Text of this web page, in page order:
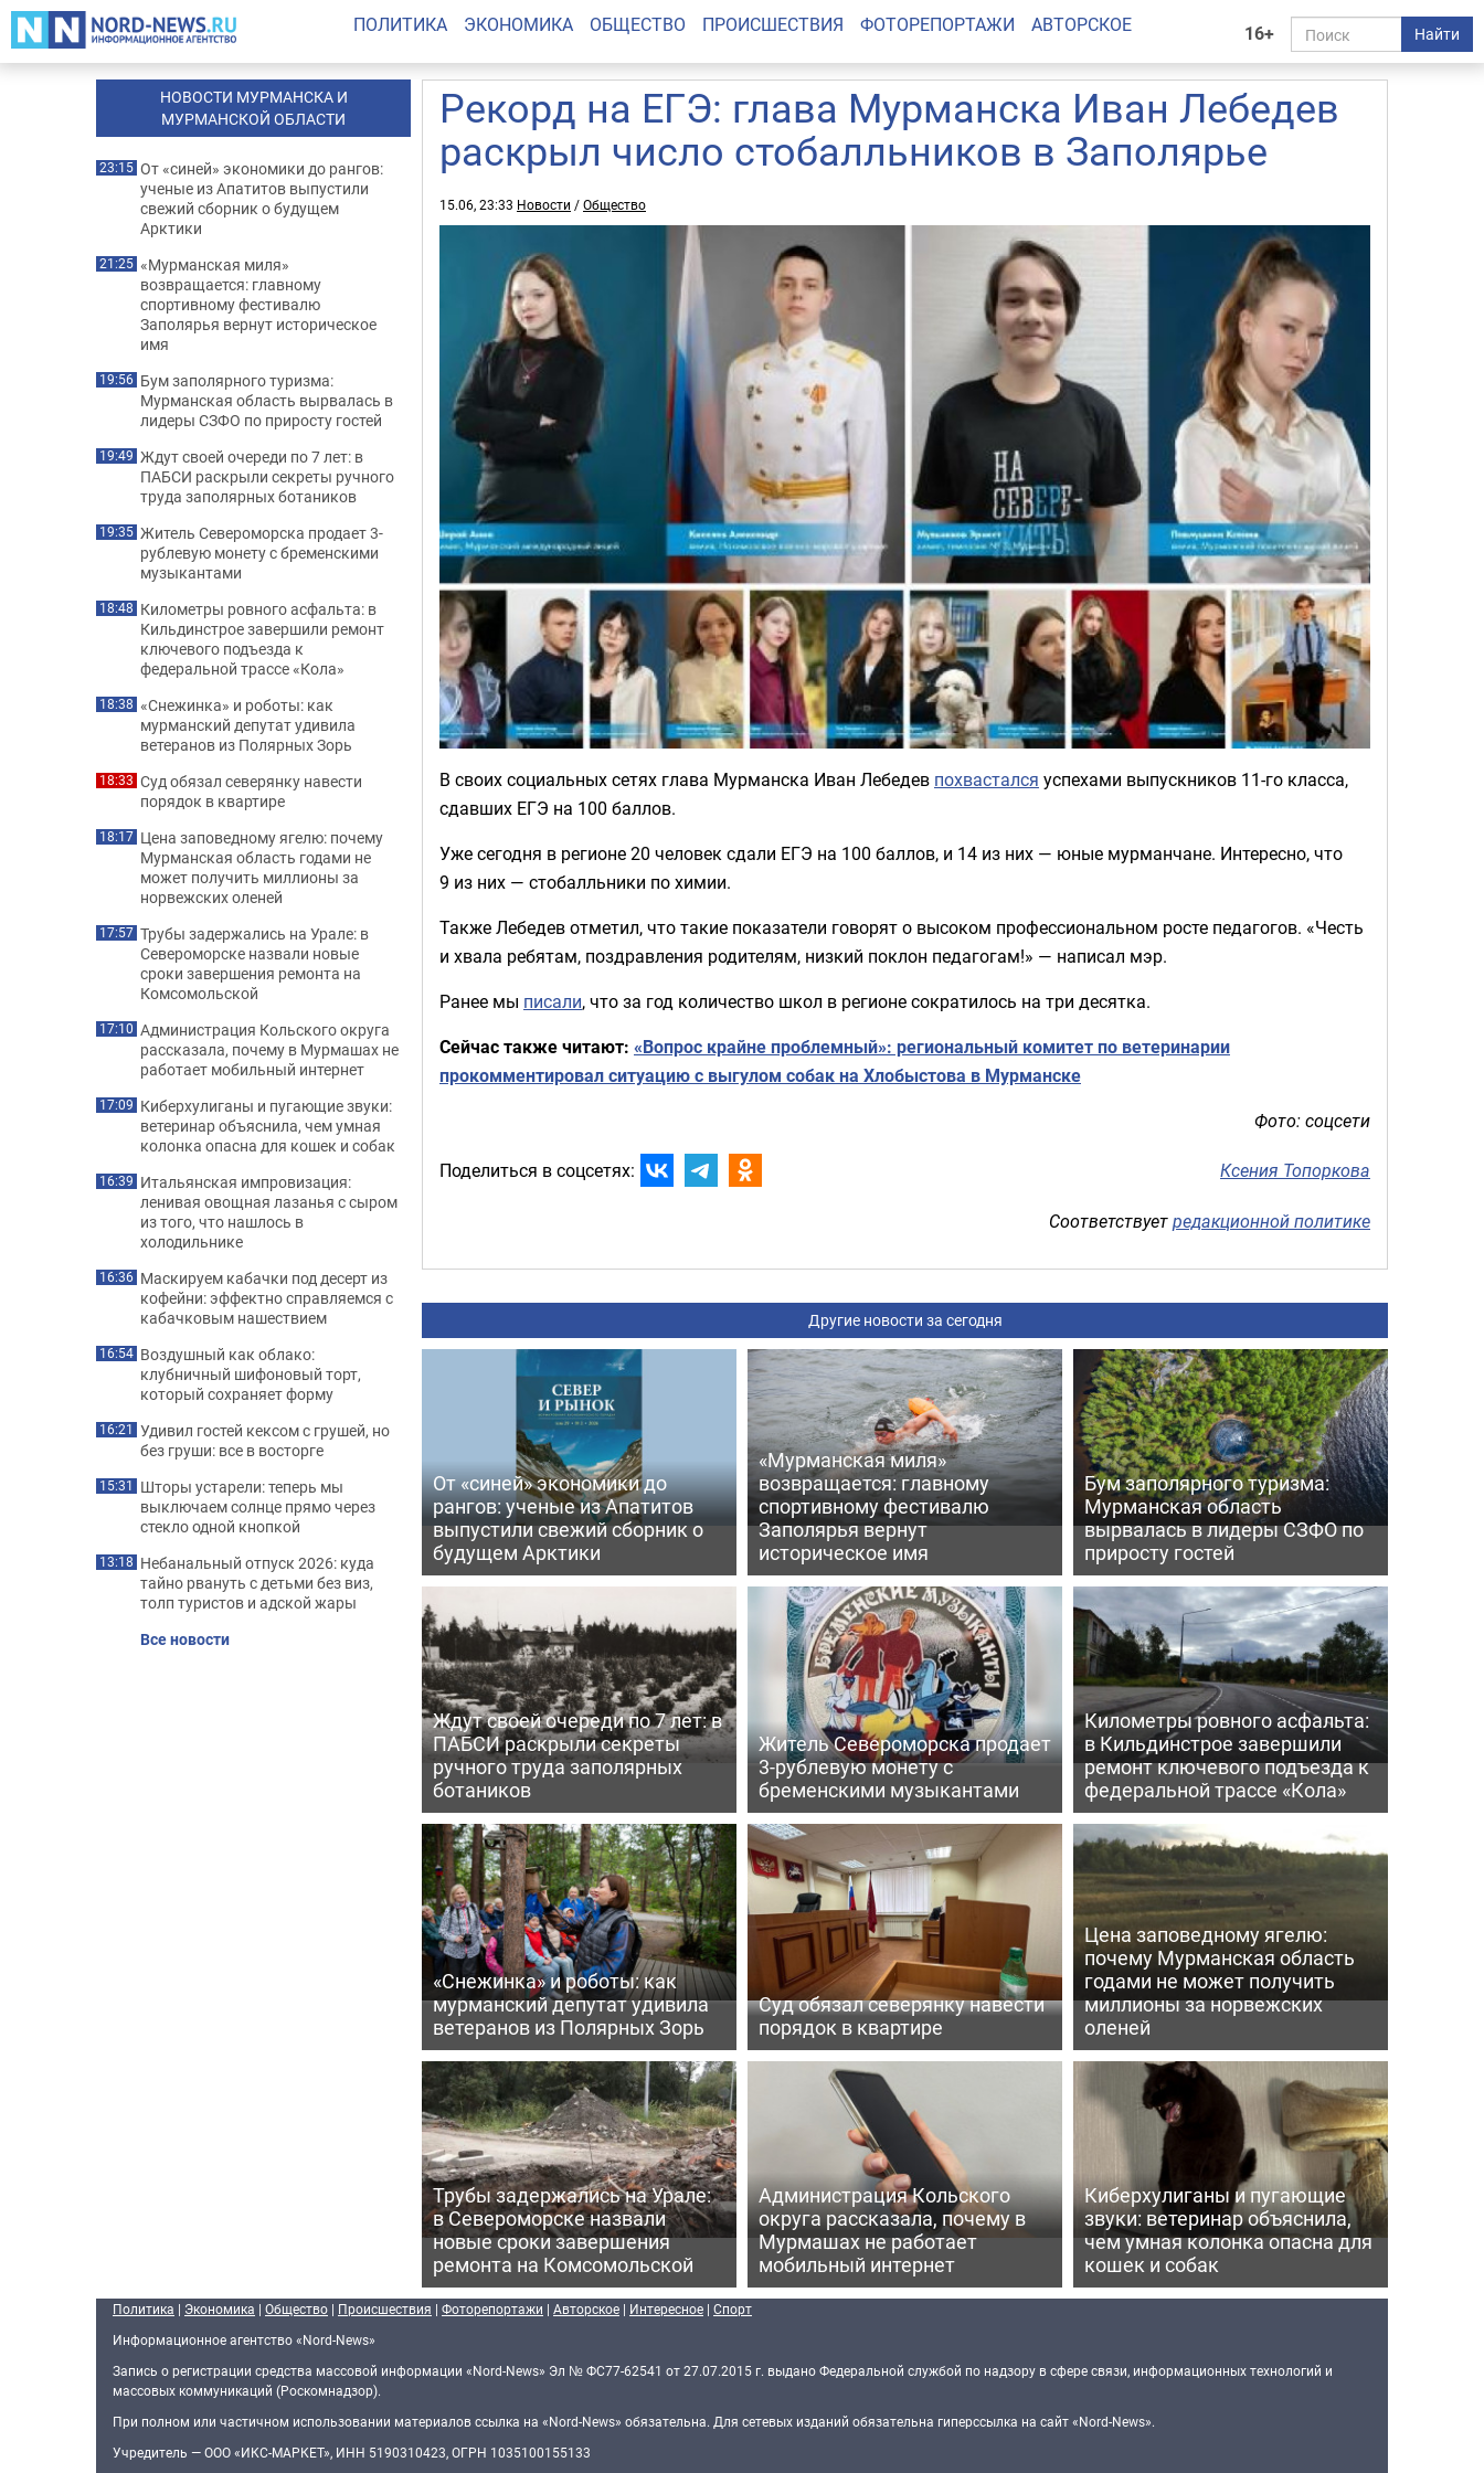
16+ Найти
ПОЛИТИКА ЭКОНОМИКА ОБЩЕСТВО ПРОИСШЕСТВИЯ ФОТОРЕПОРТАЖИ АВТОРСКОЕ
Рекорд на ЕГЭ: глава Мурманска Иван Лебедев
раскрыл число стобалльников в Заполярье
15.06, 23:33 Новости /Общество
В своих социальных сетях глава Мурманска Иван Лебедев похвастался успехами выпускников 11-го класса,
сдавших ЕГЭ на 100 баллов.
Уже сегодня в регионе 20 человек сдали ЕГЭ на 100 баллов, и 14 из них — юные мурманчане. Интересно, что
9 из них — стобалльники по химии.
Также Лебедев отметил, что такие показатели говорят о высоком профессиональном росте педагогов. «Честь
и хвала ребятам, поздравления родителям, низкий поклон педагогам!» — написал мэр.
Ранее мы писали, что за год количество школ в регионе сократилось на три десятка.
Сейчас также читают: «Вопрос крайне проблемный»: региональный комитет по ветеринарии
прокомментировал ситуацию с выгулом собак на Хлобыстова в Мурманске
Фото: соцсети
Поделиться в соцсетях: Ксения Топоркова
Соответствуетредакционной политике
Другие новости за сегодня
От «синей» экономики до
рангов: ученые из Апатитов
выпустили свежий сборник о
будущем Арктики
«Мурманская миля»
возвращается: главному
спортивному фестивалю
Заполярья вернут
историческое имя
Бум заполярного туризма:
Мурманская область
вырвалась в лидеры СЗФО по
приросту гостей
Ждут своей очереди по 7 лет: в
ПАБСИ раскрыли секреты
ручного труда заполярных
ботаников
Житель Североморска продает
3-рублевую монету с
бременскими музыкантами
Километры ровного асфальта:
в Кильдинстрое завершили
ремонт ключевого подъезда к
федеральной трассе «Кола»
«Снежинка» и роботы: как
мурманский депутат удивила
ветеранов из Полярных Зорь
Суд обязал северянку навести
порядок в квартире
Цена заповедному ягелю:
почему Мурманская область
годами не может получить
миллионы за норвежских
оленей
Трубы задержались на Урале:
в Североморске назвали
новые сроки завершения
ремонта на Комсомольской
Администрация Кольского
округа рассказала, почему в
Мурмашах не работает
мобильный интернет
Киберхулиганы и пугающие
звуки: ветеринар объяснила,
чем умная колонка опасна для
кошек и собак
НОВОСТИ МУРМАНСКА И
МУРМАНСКОЙ ОБЛАСТИ
23:15 От «синей» экономики до рангов:
ученые из Апатитов выпустили
свежий сборник о будущем
Арктики
21:25 «Мурманская миля»
возвращается: главному
спортивному фестивалю
Заполярья вернут историческое
имя
19:56 Бум заполярного туризма:
Мурманская область вырвалась в
лидеры СЗФО по приросту гостей
19:49 Ждут своей очереди по 7 лет: в
ПАБСИ раскрыли секреты ручного
труда заполярных ботаников
19:35 Житель Североморска продает 3-
рублевую монету с бременскими
музыкантами
18:48 Километры ровного асфальта: в
Кильдинстрое завершили ремонт
ключевого подъезда к
федеральной трассе «Кола»
18:38 «Снежинка» и роботы: как
мурманский депутат удивила
ветеранов из Полярных Зорь
18:33 Суд обязал северянку навести
порядок в квартире
18:17 Цена заповедному ягелю: почему
Мурманская область годами не
может получить миллионы за
норвежских оленей
17:57 Трубы задержались на Урале: в
Североморске назвали новые
сроки завершения ремонта на
Комсомольской
17:10 Администрация Кольского округа
рассказала, почему в Мурмашах не
работает мобильный интернет
17:09 Киберхулиганы и пугающие звуки:
ветеринар объяснила, чем умная
колонка опасна для кошек и собак
16:39 Итальянская импровизация:
ленивая овощная лазанья с сыром
из того, что нашлось в
холодильнике
16:36 Маскируем кабачки под десерт из
кофейни: эффектно справляемся с
кабачковым нашествием
16:54 Воздушный как облако:
клубничный шифоновый торт,
который сохраняет форму
16:21 Удивил гостей кексом с грушей, но
без груши: все в восторге
15:31 Шторы устарели: теперь мы
выключаем солнце прямо через
стекло одной кнопкой
13:18 Небанальный отпуск 2026: куда
тайно рвануть с детьми без виз,
толп туристов и адской жары
Все новости
Политика | Экономика | Общество | Происшествия | Фоторепортажи | Авторское | Интересное | Спорт
Информационное агентство «Nord-News»
Запись о регистрации средства массовой информации «Nord-News» Эл № ФС77-62541 от 27.07.2015 г. выдано Федеральной службой по надзору в сфере связи, информационных технологий и
массовых коммуникаций (Роскомнадзор).
При полном или частичном использовании материалов ссылка на «Nord-News» обязательна. Для сетевых изданий обязательна гиперссылка на сайт «Nord-News».
Учредитель — ООО «ИКС-МАРКЕТ», ИНН 5190310423, ОГРН 1035100155133